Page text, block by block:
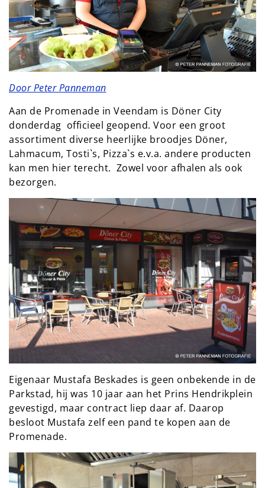
Door Peter Panneman
Aan de Promenade in Veendam is Döner City
donderdag officieel geopend. Voor een groot
assortiment diverse heerlijke broodjes Döner,
Lahmacum, Tosti`s, Pizza`s e.v.a. andere producten
kan men hier terecht. Zowel voor afhalen als ook
bezorgen.
Eigenaar Mustafa Beskades is geen onbekende in de
Parkstad, hij was 10 jaar aan het Prins Hendrikplein
gevestigd, maar contract liep daar af. Daarop
besloot Mustafa zelf een pand te kopen aan de
Promenade.